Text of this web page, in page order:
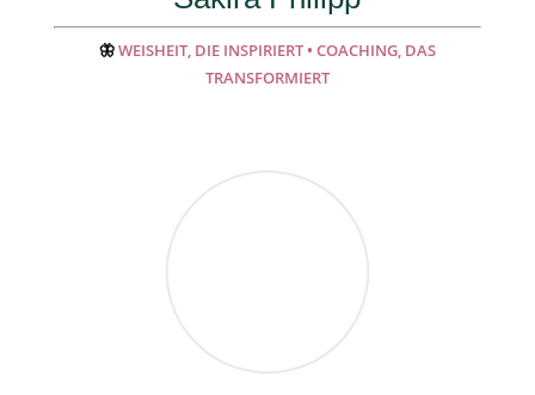
🦋WEISHEIT, DIE INSPIRIERT • COACHING, DAS
TRANSFORMIERT